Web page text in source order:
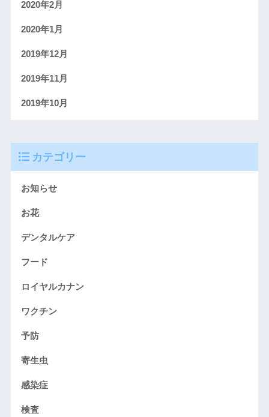
2020年2月
2020年1月
2019年12月
2019年11月
2019年10月
カテゴリー
お知らせ
お花
デンタルケア
フード
ロイヤルカナン
ワクチン
予防
寄生虫
感染症
検査